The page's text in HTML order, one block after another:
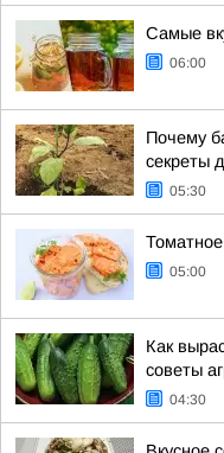
Самые
06:00
Почему
секреты
05:30
05:00
Как
советы
04:30